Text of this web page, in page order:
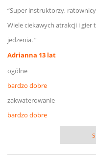
“Super instruktorzy,
Wiele ciekawych atrakcji i
jedzenia. ”
Adrianna 13 lat
ogólne
bardzo dobre
zakwaterowanie
bardzo dobre